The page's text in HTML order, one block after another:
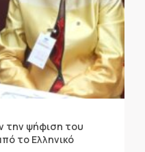
την ψήφιση του
το Ελληνικό